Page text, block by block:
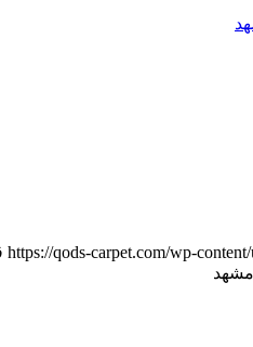
https://qods-carpet.com/wp-
مشهد